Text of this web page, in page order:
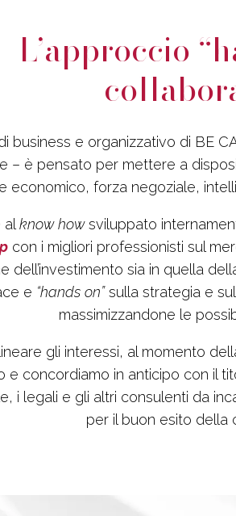
L’approccio
business e organizzativo di BE
– è pensato per mettere a
economico, forza negoziale,
know howsviluppato
con i migliori professionisti sul
dell’investimento sia in quella
e “hands on”sulla strategia e
massimizzandone le
gli interessi, al momento
e concordiamo in anticipo con il
i legali e gli altri consulenti da
per il buon esito della